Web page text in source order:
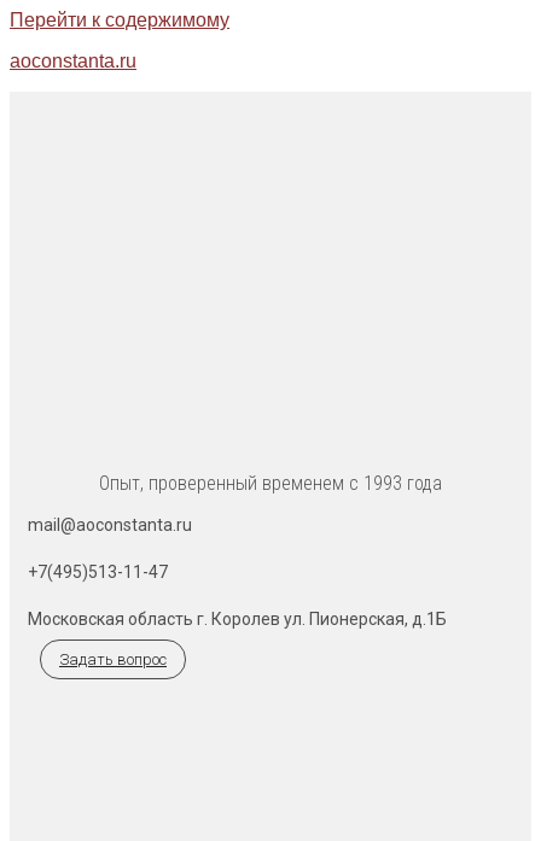
Перейти к содержимому
aoconstanta.ru
Опыт, проверенный временем с 1993 года
mail@aoconstanta.ru
+7(495)513-11-47
Московская область г. Королев ул. Пионерская, д.1Б
Задать вопрос